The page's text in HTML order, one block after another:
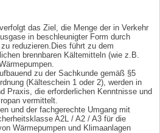
das Ziel, die Menge der in Verkehr
in beschleunigter Form durch
reduzieren.Dies führt zu dem
brennbaren Kältemitteln (wie z.B.
zu der Sachkunde gemäß §5
(Kälteschein 1 oder 2), werden in
Praxis, die erforderlichen Kenntnisse und
vermittelt.
und der fachgerechte Umgang mit
A2L / A2 / A3 für die
Wärmepumpen und Klimaanlagen